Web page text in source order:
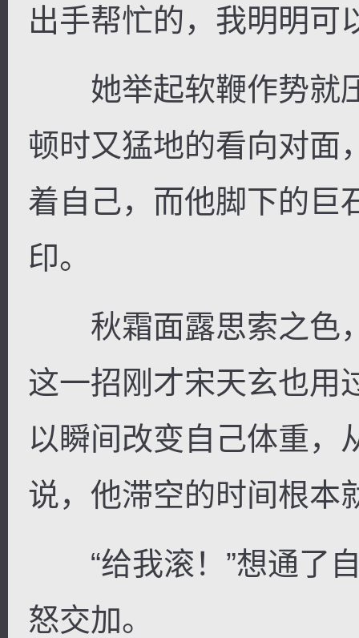
出手帮忙的，我明明可
她举起软鞭作势就
顿时又猛地的看向对面
着自己，而他脚下的巨
印。
秋霜面露思索之色
这一招刚才宋天玄也用
以瞬间改变自己体重，
说，他滞空的时间根本
“给我滚！”想通了自
怒交加。